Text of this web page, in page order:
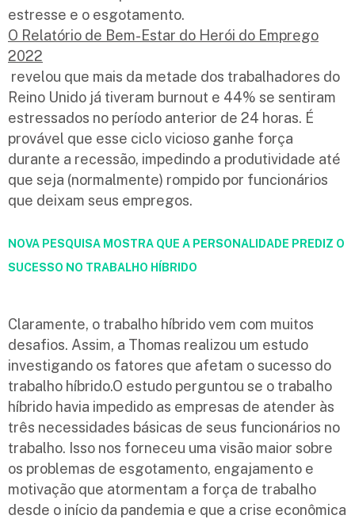
estresse e o esgotamento.
O Relatório de Bem-Estar do Herói do Emprego
2022
revelou que mais da metade dos trabalhadores do
Reino Unido já tiveram burnout e 44% se sentiram
estressados no período anterior de 24 horas. É
provável que esse ciclo vicioso ganhe força
durante a recessão, impedindo a produtividade até
que seja (normalmente) rompido por funcionários
que deixam seus empregos.
NOVA PESQUISA MOSTRA QUE A PERSONALIDADE PREDIZ O
SUCESSO NO TRABALHO HÍBRIDO
Claramente, o trabalho híbrido vem com muitos
desafios. Assim, a Thomas realizou um estudo
investigando os fatores que afetam o sucesso do
trabalho híbrido.O estudo perguntou se o trabalho
híbrido havia impedido as empresas de atender às
três necessidades básicas de seus funcionários no
trabalho. Isso nos forneceu uma visão maior sobre
os problemas de esgotamento, engajamento e
motivação que atormentam a força de trabalho
desde o início da pandemia e que a crise econômica